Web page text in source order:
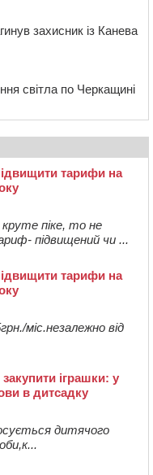
захисник із Канева
світла по Черкащині
тарифи на
круте піке, то не
підвищений чи ...
тарифи на
міс.незалежно від
іграшки: у
в дитсадку
дитячого